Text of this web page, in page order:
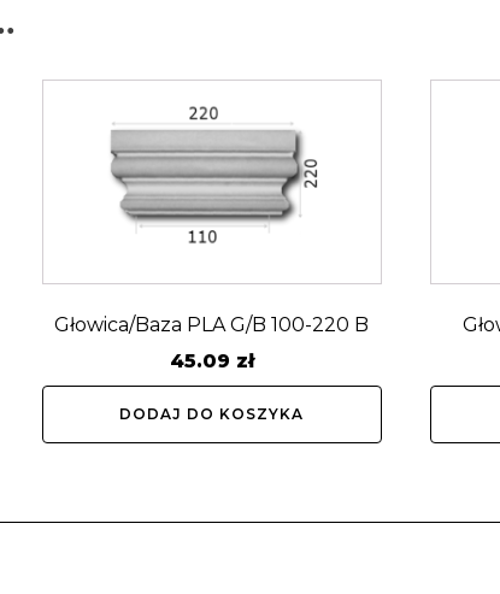
Głowica/Baza PLA G/B 100-220 B
45.09 zł
DODAJ DO KOSZYKA